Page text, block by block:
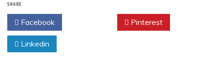
SHARE
Facebook Pinterest
Linkedin